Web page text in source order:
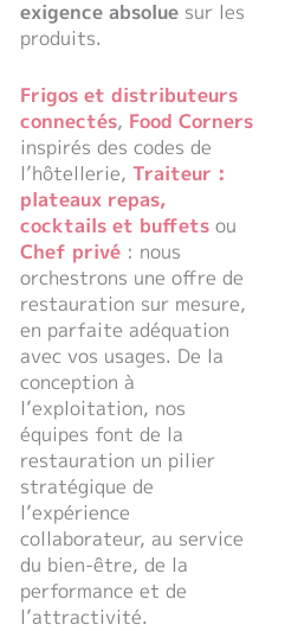
exigence absolue sur les
produits.
Frigos et distributeurs
connectés, Food Corners
inspirés des codes de
l’hôtellerie, Traiteur :
plateaux repas,
cocktails et buffets ou
Chef privé : nous
orchestrons une offre de
restauration sur mesure,
en parfaite adéquation
avec vos usages. De la
conception à
l’exploitation, nos
équipes font de la
restauration un pilier
stratégique de
l’expérience
collaborateur, au service
du bien-être, de la
performance et de
l’attractivité.